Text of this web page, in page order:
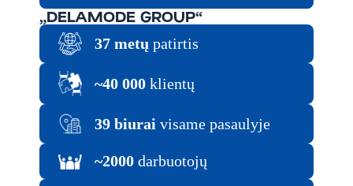
„DELAMODE GROUP“
37 metų patirtis
~40 000 klientų
39 biurai visame pasaulyje
~2000 darbuotojų